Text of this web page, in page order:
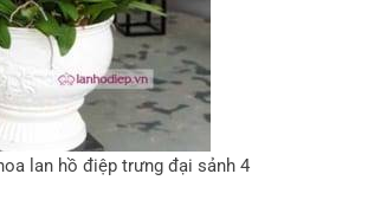
lan hồ điệp trưng đại sảnh 4